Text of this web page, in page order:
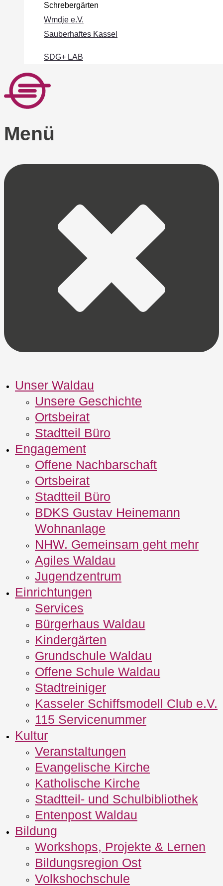
Schrebergärten
Wmdje e.V.
Sauberhaftes Kassel
SDG+ LAB
Menü
Unser Waldau
Unsere Geschichte
Ortsbeirat
Stadtteil Büro
Engagement
Offene Nachbarschaft
Ortsbeirat
Stadtteil Büro
BDKS Gustav Heinemann
Wohnanlage
NHW. Gemeinsam geht mehr
Agiles Waldau
Jugendzentrum
Einrichtungen
Services
Bürgerhaus Waldau
Kindergärten
Grundschule Waldau
Offene Schule Waldau
Stadtreiniger
Kasseler Schiffsmodell Club e.V.
115 Servicenummer
Kultur
Veranstaltungen
Evangelische Kirche
Katholische Kirche
Stadtteil- und Schulbibliothek
Entenpost Waldau
Bildung
Workshops, Projekte & Lernen
Bildungsregion Ost
Volkshochschule